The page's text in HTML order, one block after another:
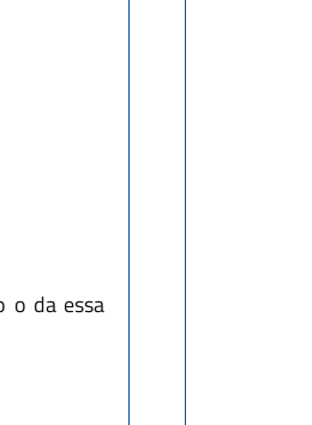
o da essa